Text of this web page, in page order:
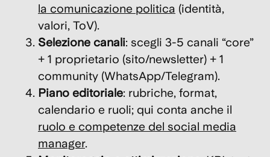
la comunicazione politica (identità,
valori, ToV).
Selezione canali: scegli 3-5 canali “core”
+ 1 proprietario (sito/newsletter) + 1
community (WhatsApp/Telegram).
Piano editoriale: rubriche, format,
calendario e ruoli; qui conta anche il
ruolo e competenze del social media
manager.